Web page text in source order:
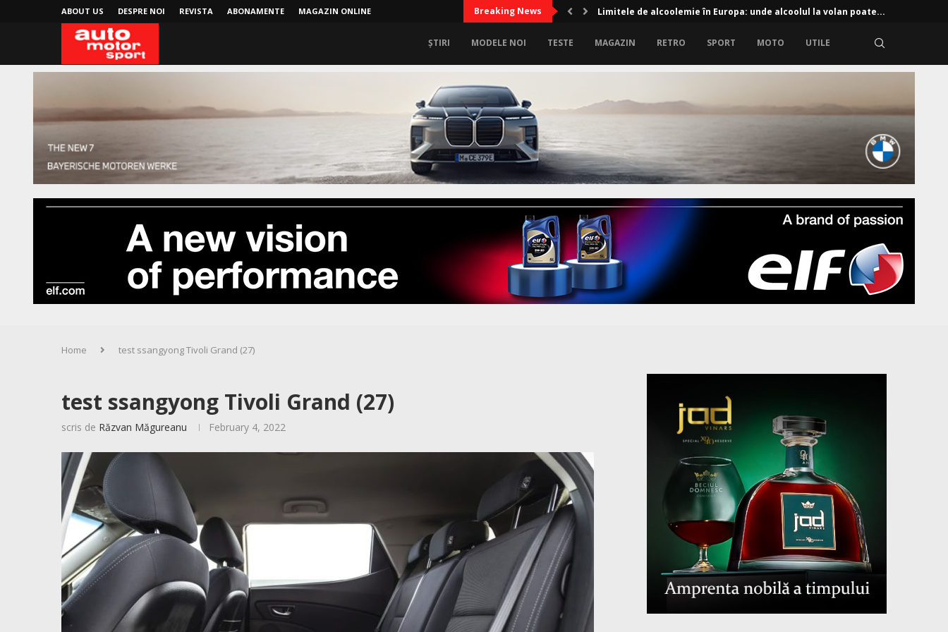
ABOUT US DESPRE NOI REVISTA ABONAMENTE MAGAZIN ONLINE Breaking News Limitele de alcoolemie în Europa: unde alcoolul la volan poate...
ȘTIRI MODELE NOI TESTE MAGAZIN RETRO SPORT MOTO UTILE
Home test ssangyong Tivoli Grand (27)
test ssangyong Tivoli Grand (27)
scris de Răzvan Măgureanu February 4, 2022